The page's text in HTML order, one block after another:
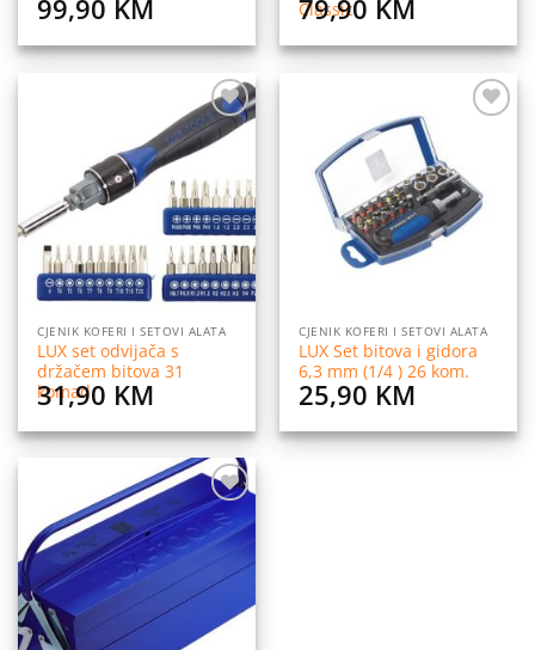
99,90 KM
Classic
79,90KM
Dodaj
želja
CJENIK KOFERI I SETOVI ALATA
LUX set odvijača s
držačem bitova 31
komad
31,90 KM
želja
CJENIK KOFERI I SETOVI ALATA
LUX Set bitova i gidora
6,3 mm (1/4 ) 26 kom.
25,90 KM
Dodaj
na
želja